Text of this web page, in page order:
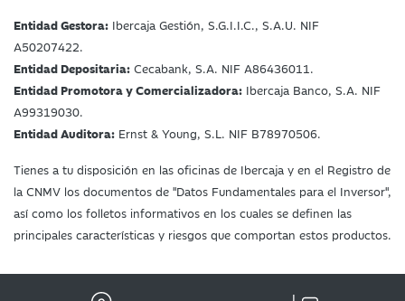
Entidad Gestora: Ibercaja Gestión, S.G.I.I.C., S.A.U. NIF
A50207422.
Entidad Depositaria: Cecabank, S.A. NIF A86436011.
Entidad Promotora y Comercializadora: Ibercaja Banco, S.A. NIF
A99319030.
Entidad Auditora: Ernst & Young, S.L. NIF B78970506.
Tienes a tu disposición en las oficinas de Ibercaja y en el Registro de
la CNMV los documentos de "Datos Fundamentales para el Inversor",
así como los folletos informativos en los cuales se definen las
principales características y riesgos que comportan estos productos.